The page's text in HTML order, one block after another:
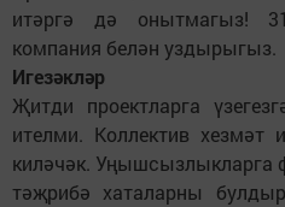
итәргә дә онытмагыз!
компания белән уздырыгыз.
Игезәкләр
Җитди проектларга
ителми. Коллектив
киләчәк. Уңышсызлыкларга
тәҗрибә хаталарны